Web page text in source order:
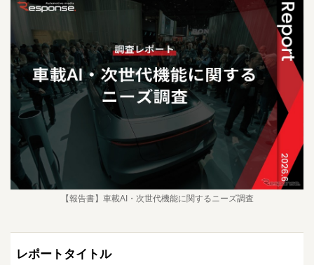
【報告書】車載AI・次世代機能に関するニーズ調査
レポートタイトル